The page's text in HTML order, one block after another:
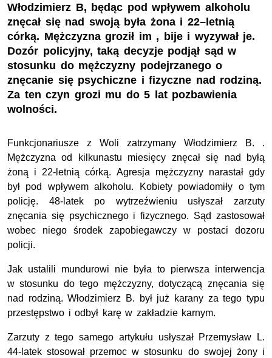
Włodzimierz B, będąc pod wpływem alkoholu
znęcał się nad swoją była żona i 22–letnią
córką. Mężczyzna groził im , bije i wyzywał je.
Dozór policyjny, taką decyzje podjął sąd w
stosunku do mężczyzny podejrzanego o
znęcanie się psychiczne i fizyczne nad rodziną.
Za ten czyn grozi mu do 5 lat pozbawienia
wolności.
Funkcjonariusze z Woli zatrzymany Włodzimierz B. .
Mężczyzna od kilkunastu miesięcy znęcał się nad byłą
żoną i 22-letnią córką. Agresja mężczyzny narastał gdy
był pod wpływem alkoholu. Kobiety powiadomiły o tym
policję. 48-latek po wytrzeźwieniu usłyszał zarzuty
znęcania się psychicznego i fizycznego. Sąd zastosował
wobec niego środek zapobiegawczy w postaci dozoru
policji.
Jak ustalili mundurowi nie była to pierwsza interwencja
w stosunku do tego mężczyzny, dotyczącą znęcania się
nad rodziną. Włodzimierz B. był już karany za tego typu
przestępstwo i odbył karę w zakładzie karnym.
Zarzuty z tego samego artykułu usłyszał Przemysław L.
44-latek stosował przemoc w stosunku do swojej żony i